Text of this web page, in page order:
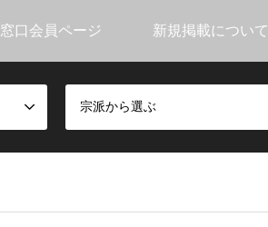
窓口会員ページ 新規掲載について
宗派から選ぶ